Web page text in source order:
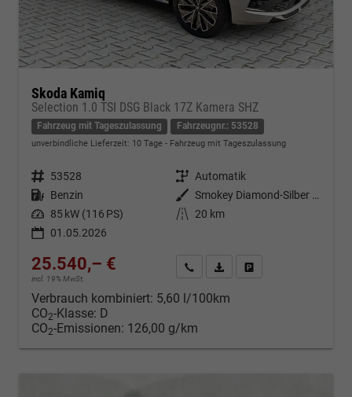
Skoda Kamiq
Selection 1.0 TSI DSG Black 17Z Kamera SHZ
Fahrzeug mit Tageszulassung Fahrzeugnr.: 53528
unverbindliche Lieferzeit: 10 Tage Fahrzeug mit Tageszulassung
Fahrzeugnr. 53528 Getriebe Automatik
Kraftstoff Benzin Außenfarbe
Smokey Diamond-Silber Metallic
Leistung 85 kW (116 PS) Kilometerstand
20 km
01.05.2026
25.540,– €
incl. 19% MwSt.
Kontakt & Angebot anfordern
PDF-Datei, Fahrzeugexposé
Verbrauch kombiniert: 5,60 l/100km
CO2-Klasse: D
CO2-Emissionen: 126,00 g/km